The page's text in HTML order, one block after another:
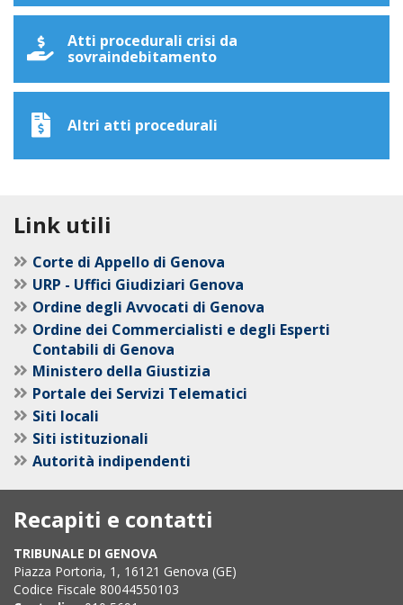
Atti procedurali crisi da
sovraindebitamento
Altri atti procedurali
Link utili
Corte di Appello di Genova
URP - Uffici Giudiziari Genova
Ordine degli Avvocati di Genova
Ordine dei Commercialisti e degli Esperti
Contabili di Genova
Ministero della Giustizia
Portale dei Servizi Telematici
Siti locali
Siti istituzionali
Autorità indipendenti
Recapiti e contatti
TRIBUNALE DI GENOVA
Piazza Portoria, 1, 16121 Genova (GE)
Codice Fiscale 80044550103